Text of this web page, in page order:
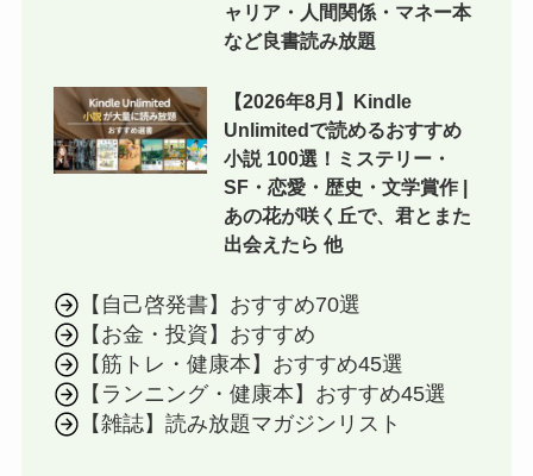
ャリア・人間関係・マネー本
など良書読み放題
【2026年8月】Kindle
Unlimitedで読めるおすすめ
小説 100選！ミステリー・
SF・恋愛・歴史・文学賞作 |
あの花が咲く丘で、君とまた
出会えたら 他
【自己啓発書】おすすめ70選
【お金・投資】おすすめ
【筋トレ・健康本】おすすめ45選
【ランニング・健康本】おすすめ45選
【雑誌】読み放題マガジンリスト